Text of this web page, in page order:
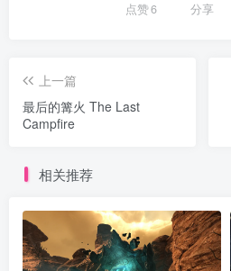
点赞6 分享
上一篇
最后的篝火 The Last
Campfire
相关推荐